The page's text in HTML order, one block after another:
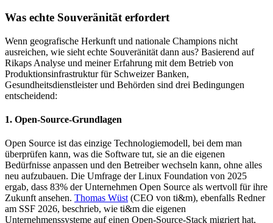
Was echte Souveränität erfordert
Wenn geografische Herkunft und nationale Champions nicht
ausreichen, wie sieht echte Souveränität dann aus? Basierend auf
Rikaps Analyse und meiner Erfahrung mit dem Betrieb von
Produktionsinfrastruktur für Schweizer Banken,
Gesundheitsdienstleister und Behörden sind drei Bedingungen
entscheidend:
1. Open-Source-Grundlagen
Open Source ist das einzige Technologiemodell, bei dem man
überprüfen kann, was die Software tut, sie an die eigenen
Bedürfnisse anpassen und den Betreiber wechseln kann, ohne alles
neu aufzubauen. Die Umfrage der Linux Foundation von 2025
ergab, dass 83% der Unternehmen Open Source als wertvoll für ihre
Zukunft ansehen. Thomas Wüst(CEO von ti&m), ebenfalls Redner
am SSF 2026, beschrieb, wie ti&m die eigenen
Unternehmenssysteme auf einen Open-Source-Stack migriert hat,